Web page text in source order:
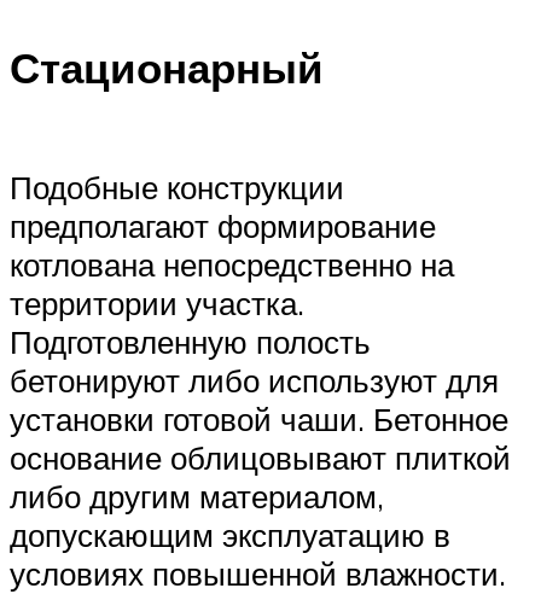
Стационарный
Подобные конструкции
предполагают формирование
котлована непосредственно на
территории участка.
Подготовленную полость
бетонируют либо используют для
установки готовой чаши. Бетонное
основание облицовывают плиткой
либо другим материалом,
допускающим эксплуатацию в
условиях повышенной влажности.